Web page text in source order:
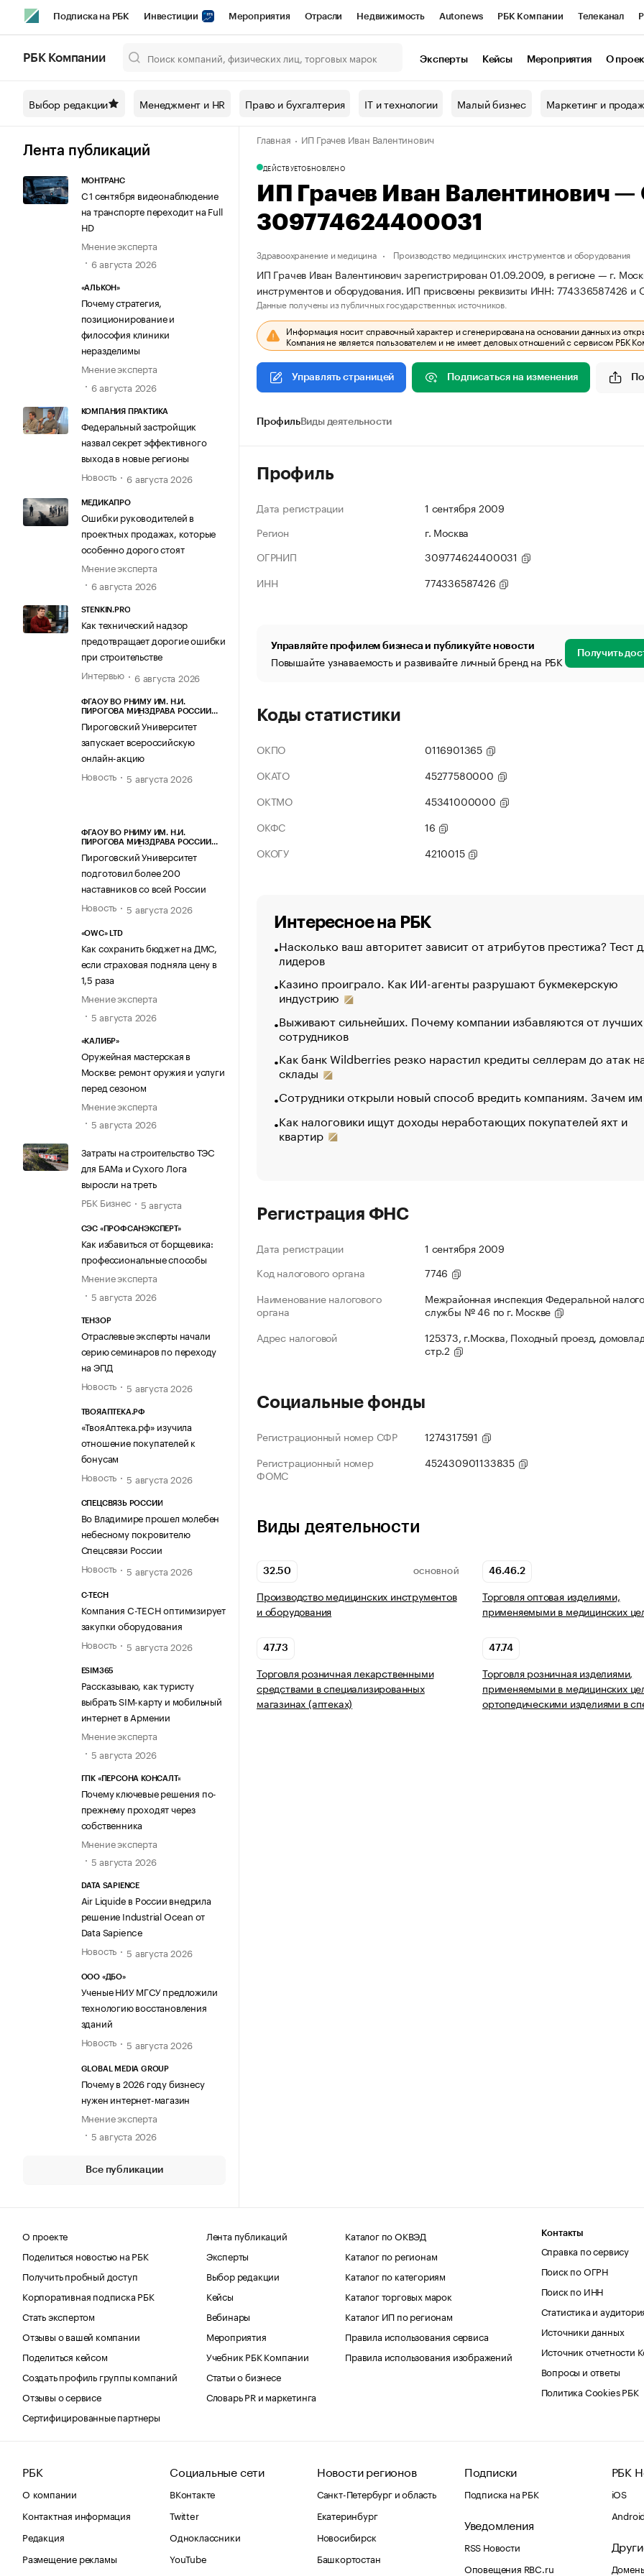
Подписка на РБК Инвестиции Мероприятия Отрасли Недвижимость Autonews РБК Компании Телеканал
Спецпроекты СПб Конференции СПб Спецпроекты Проверка контрагентов
Технологии и медиа Рынок наличной валюты
РБК Компании Эксперты Кейсы Мероприятия О
Выбор редакции Менеджмент и HR Право и бухгалтерия IT и технологии Малый бизнес Маркетинг и
Лента публикаций
МОНТРАНС
С 1 сентября видеонаблюдение
на транспорте переходит на Full
HD
Мнение эксперта
6 августа 2026
«АЛЬКОН»
Почему стратегия,
позиционирование и
философия клиники
неразделимы
Мнение эксперта
6 августа 2026
КОМПАНИЯ ПРАКТИКА
Федеральный застройщик
назвал секрет эффективного
выхода в новые регионы
Новость
6 августа 2026
МЕДИКАПРО
Ошибки руководителей в
проектных продажах, которые
особенно дорого стоят
Мнение эксперта
6 августа 2026
STENKIN.PRO
Как технический надзор
предотвращает дорогие ошибки
при строительстве
Интервью
6 августа 2026
ФГАОУ ВО РНИМУ ИМ. Н.И.
ПИРОГОВА МИНЗДРАВА РОССИИ
Пироговский Университет
запускает всероссийскую
онлайн-акцию
Новость
5 августа 2026
ФГАОУ ВО РНИМУ ИМ. Н.И.
ПИРОГОВА МИНЗДРАВА РОССИИ
Пироговский Университет
подготовил более 200
наставников со всей России
Новость
5 августа 2026
«OWC» LTD
Как сохранить бюджет на ДМС,
если страховая подняла цену в
1,5 раза
Мнение эксперта
5 августа 2026
«КАЛИБР»
Оружейная мастерская в
Москве: ремонт оружия и услуги
перед сезоном
Мнение эксперта
5 августа 2026
Затраты на строительство ТЭС
для БАМа и Сухого Лога
выросли на треть
РБК Бизнес
5 августа
СЭС «ПРОФСАНЭКСПЕРТ»
Как избавиться от борщевика:
профессиональные способы
Мнение эксперта
5 августа 2026
ТЕНЗОР
Отраслевые эксперты начали
серию семинаров по переходу
на ЭПД
Новость
5 августа 2026
ТВОЯАПТЕКА.РФ
«ТвояАптека.рф» изучила
отношение покупателей к
бонусам
Новость
5 августа 2026
СПЕЦСВЯЗЬ РОССИИ
Во Владимире прошел молебен
небесному покровителю
Спецсвязи России
Новость
5 августа 2026
C-TECH
Компания C-TECH оптимизирует
закупки оборудования
Новость
5 августа 2026
ESIM365
Рассказываю, как туристу
выбрать SIM-карту и мобильный
интернет в Армении
Мнение эксперта
5 августа 2026
ГПК «ПЕРСОНА КОНСАЛТ»
Почему ключевые решения по-
прежнему проходят через
собственника
Мнение эксперта
5 августа 2026
DATA SAPIENCE
Air Liquide в России внедрила
решение Industrial Ocean от
Data Sapience
Новость
5 августа 2026
ООО «ДБО»
Ученые НИУ МГСУ предложили
технологию восстановления
зданий
Новость
5 августа 2026
GLOBAL MEDIA GROUP
Почему в 2026 году бизнесу
нужен интернет-магазин
Мнение эксперта
5 августа 2026
Все публикации
Главная ИП Грачев Иван Валентинович
ДЕЙСТВУЕТОБНОВЛЕНО
ИП Грачев Иван Валентинович
309774624400031
Здравоохранение и медицина Производство медицинских инструментов и оборудования
ИП Грачев Иван Валентинович зарегистрирован 01.09.2009, в регионе — г.
инструментов и оборудования. ИП присвоены реквизиты ИНН: 774336587426
Данные получены из публичных государственных источников.
Информация носит справочный характер и сгенерирована на основании данных из
Компания не является пользователем и не имеет деловых отношений с сервисом РБК
Управлять страницей Подписаться на изменения
ПрофильВиды деятельности
Профиль
Дата регистрации
1 сентября 2009
Регион
г. Москва
ОГРНИП
309774624400031
ИНН
774336587426
Управляйте профилем бизнеса и публикуйте новости
Повышайте узнаваемость и развивайте личный бренд на РБК Получить
Коды статистики
ОКПО
0116901365
ОКАТО
45277580000
ОКТМО
45341000000
ОКФС
16
ОКОГУ
4210015
Интересное на РБК
Насколько ваш авторитет зависит от атрибутов престижа? Тест
лидеров
Казино проиграло. Как ИИ-агенты разрушают букмекерскую
индустрию
Выживают сильнейших. Почему компании избавляются от лучших
сотрудников
Как банк Wildberries резко нарастил кредиты селлерам до атак
склады
Сотрудники открыли новый способ вредить компаниям. Зачем
Как налоговики ищут доходы неработающих покупателей яхт и
квартир
Регистрация ФНС
Дата регистрации
1 сентября 2009
Код налогового органа
7746
Наименование налогового
органа
Межрайонная инспекция Федеральной
службы № 46 по г. Москве
Адрес налоговой
125373, г.Москва, Походный проезд,
стр.2
Социальные фонды
Регистрационный номер СФР
1274317591
Регистрационный номер
ФОМС
452430901133835
Виды деятельности
32.50 ОСНОВНОЙ
Производство медицинских инструментов
и оборудования
46.46.2
Торговля оптовая изделиями,
применяемыми в медицинских
47.73
Торговля розничная лекарственными
средствами в специализированных
магазинах (аптеках)
47.74
Торговля розничная изделиями,
применяемыми в медицинских
ортопедическими изделиями в
О проекте
Поделиться новостью на РБК
Получить пробный доступ
Корпоративная подписка РБК
Стать экспертом
Отзывы о вашей компании
Поделиться кейсом
Создать профиль группы компаний
Отзывы о сервисе
Сертифицированные партнеры
Лента публикаций
Эксперты
Выбор редакции
Кейсы
Вебинары
Мероприятия
Учебник РБК Компании
Статьи о бизнесе
Словарь PR и маркетинга
Каталог по ОКВЭД
Каталог по регионам
Каталог по категориям
Каталог торговых марок
Каталог ИП по регионам
Правила использования сервиса
Правила использования изображений
Контакты
Справка по сервису
Поиск по ОГРН
Поиск по ИНН
Статистика и
Источники данных
Источник отчетности
Вопросы и ответы
Политика Cookies РБК
РБК
О компании
Контактная информация
Редакция
Размещение рекламы
Социальные сети
ВКонтакте
Twitter
Одноклассники
YouTube
Новости регионов
Санкт-Петербург и область
Екатеринбург
Новосибирск
Башкортостан
Подписки
Подписка на РБК
Уведомления
RSS Новости
Оповещения RBC.ru
РБК
iOS